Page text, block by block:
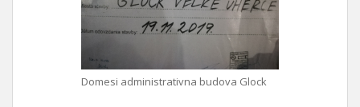
Domesi administrativna budova Glock